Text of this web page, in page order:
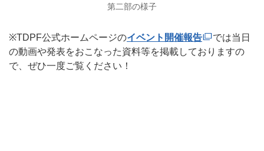
第二部の様子
※TDPF公式ホームページのイベント開催報告
では当日
の動画や発表をおこなった資料等を掲載しておりますの
で、ぜひ一度ご覧ください！